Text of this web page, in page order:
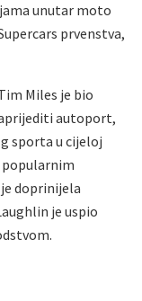
unutar moto
prvenstva,
Miles je bio
autoport,
sporta u cijeloj
popularnim
doprinijela
je uspio